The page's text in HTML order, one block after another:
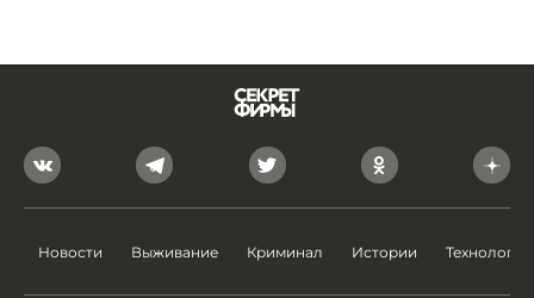
Новости Выживание Криминал Истории Технологии